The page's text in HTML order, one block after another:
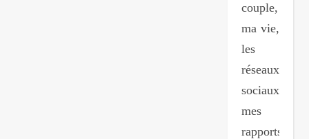
couple,
ma vie,
les
réseaux
sociaux,
mes
rapports